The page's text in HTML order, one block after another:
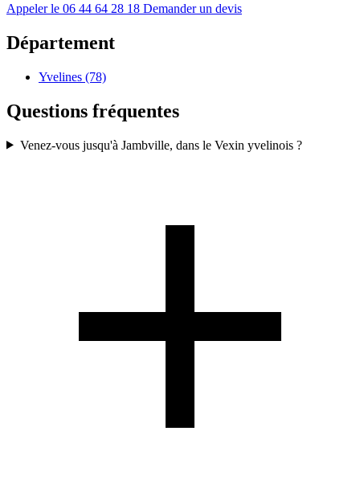
Appeler le 06 44 64 28 18 Demander un devis
Département
Yvelines (78)
Questions fréquentes
Venez-vous jusqu'à Jambville, dans le Vexin yvelinois ?